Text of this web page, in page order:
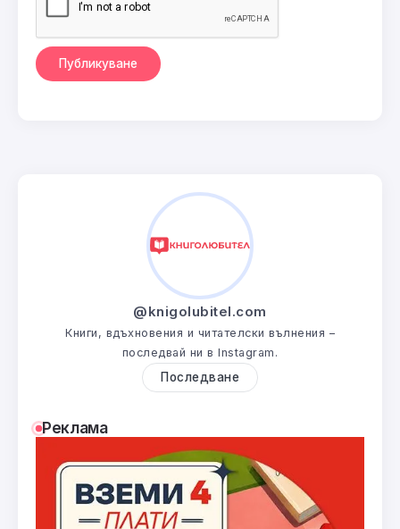
@knigolubitel.com
Книги, вдъхновения и читателски вълнения –
последвай ни в Instagram.
Последване
Реклама